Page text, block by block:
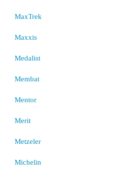
MaxTrek
Maxxis
Medalist
Membat
Mentor
Merit
Metzeler
Michelin